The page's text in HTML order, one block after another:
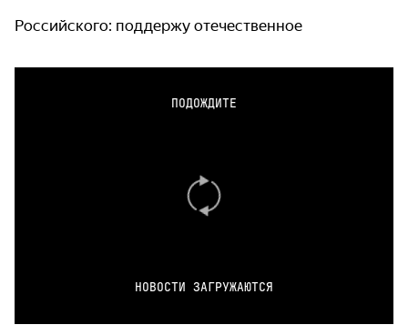
Российского: поддержу отечественное
ПОДОЖДИТЕ
НОВОСТИ ЗАГРУЖАЮТСЯ